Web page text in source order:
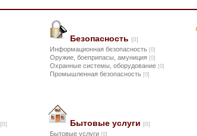
Безопасность [0]
Информационная безопасность [0]
Оружие, боеприпасы, амуниция [0]
Охранные системы, оборудование [0]
Промышленная безопасность [0]
[0] Бытовые услуги [0]
Бытовые услуги [0]